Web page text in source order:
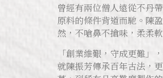
曾經有兩位僧人遠從不丹
原料的條件背道而馳。陳
然，不嗆鼻不搶味，柔柔
「創業維艱，守成更難
就陳振芳傳承百年古法，